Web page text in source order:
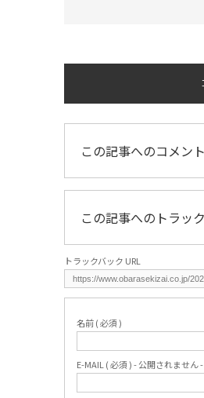
この記事へのコメン
この記事へのトラッ
トラックバック URL
名前 ( 必須 )
E-MAIL ( 必須 ) - 公開されません -